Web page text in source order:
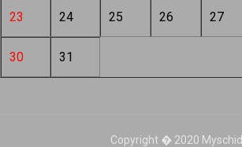
23 24 25 26 27
30 31
Copyright � 2020 Myschid